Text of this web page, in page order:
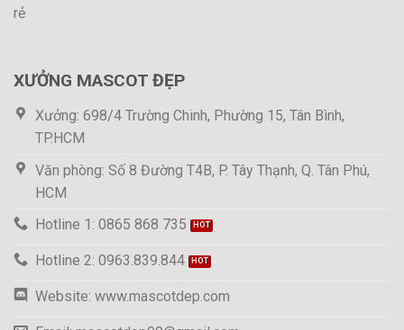
rẻ
XƯỞNG MASCOT ĐẸP
Xưởng: 698/4 Trường Chinh, Phường 15, Tân Bình,
TP.HCM
Văn phòng: Số 8 Đường T4B, P. Tây Thạnh, Q. Tân Phú,
HCM
Hotline 1: 0865 868 735
Hotline 2: 0963.839.844
Website: www.mascotdep.com